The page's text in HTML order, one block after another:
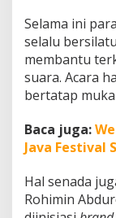
Selama ini
selalu
membantu
suara. Acara
bertatap
Baca juga:
Java Festival
Hal senada
Rohimin